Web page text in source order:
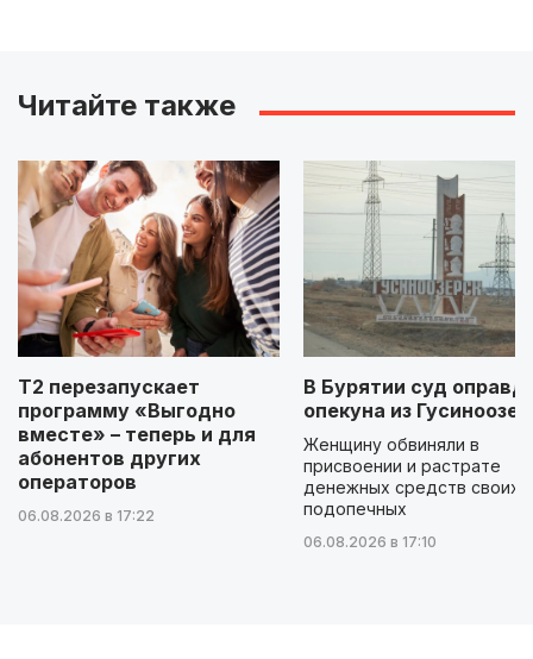
Читайте также
Т2 перезапускает
программу «Выгодно
вместе» – теперь и для
абонентов других
операторов
06.08.2026 в 17:22
В Бурятии суд
опекуна из
Женщину обвиняли в
присвоении и растрате
денежных средств своих
подопечных
06.08.2026 в 17:10